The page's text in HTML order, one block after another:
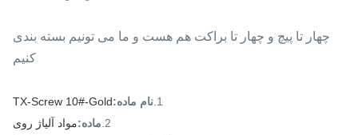
چهار تا پیچ و چهار تا براکت هم هست و ما می تونیم بسته بندی
کنیم
1. نام ماده:TX-Screw 10#-Gold
2. ماده:مواد آلیاژ روی